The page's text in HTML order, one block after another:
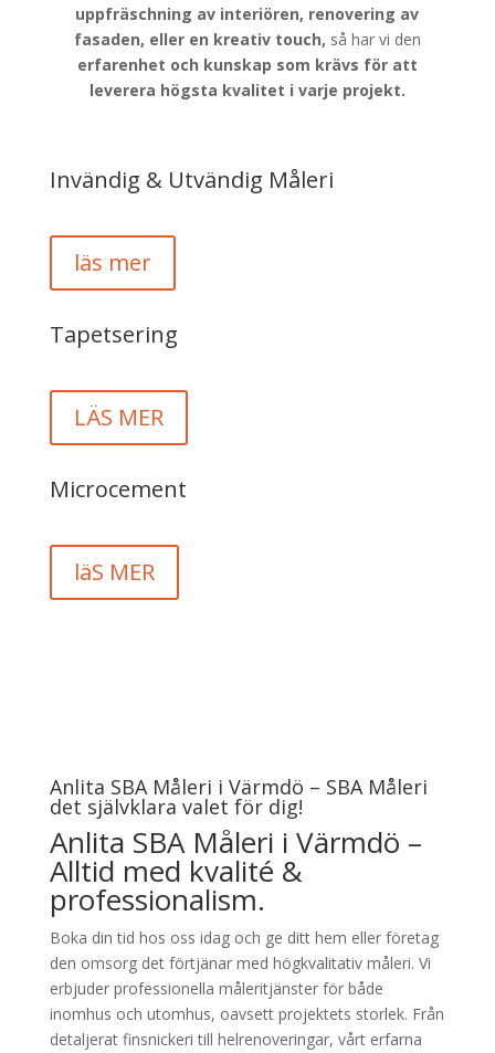
uppfräschning av interiören, renovering av
fasaden, eller en kreativ touch, så har vi den
erfarenhet och kunskap som krävs för att
leverera högsta kvalitet i varje projekt.
Invändig & Utvändig Måleri
läs mer
Tapetsering
LÄS MER
Microcement
läS MER
Anlita SBA Måleri i Värmdö – SBA Måleri
det självklara valet för dig!
Anlita SBA Måleri i Värmdö –
Alltid med kvalité &
professionalism.
Boka din tid hos oss idag och ge ditt hem eller företag
den omsorg det förtjänar med högkvalitativ måleri. Vi
erbjuder professionella måleritjänster för både
inomhus och utomhus, oavsett projektets storlek. Från
detaljerat finsnickeri till helrenoveringar, vårt erfarna